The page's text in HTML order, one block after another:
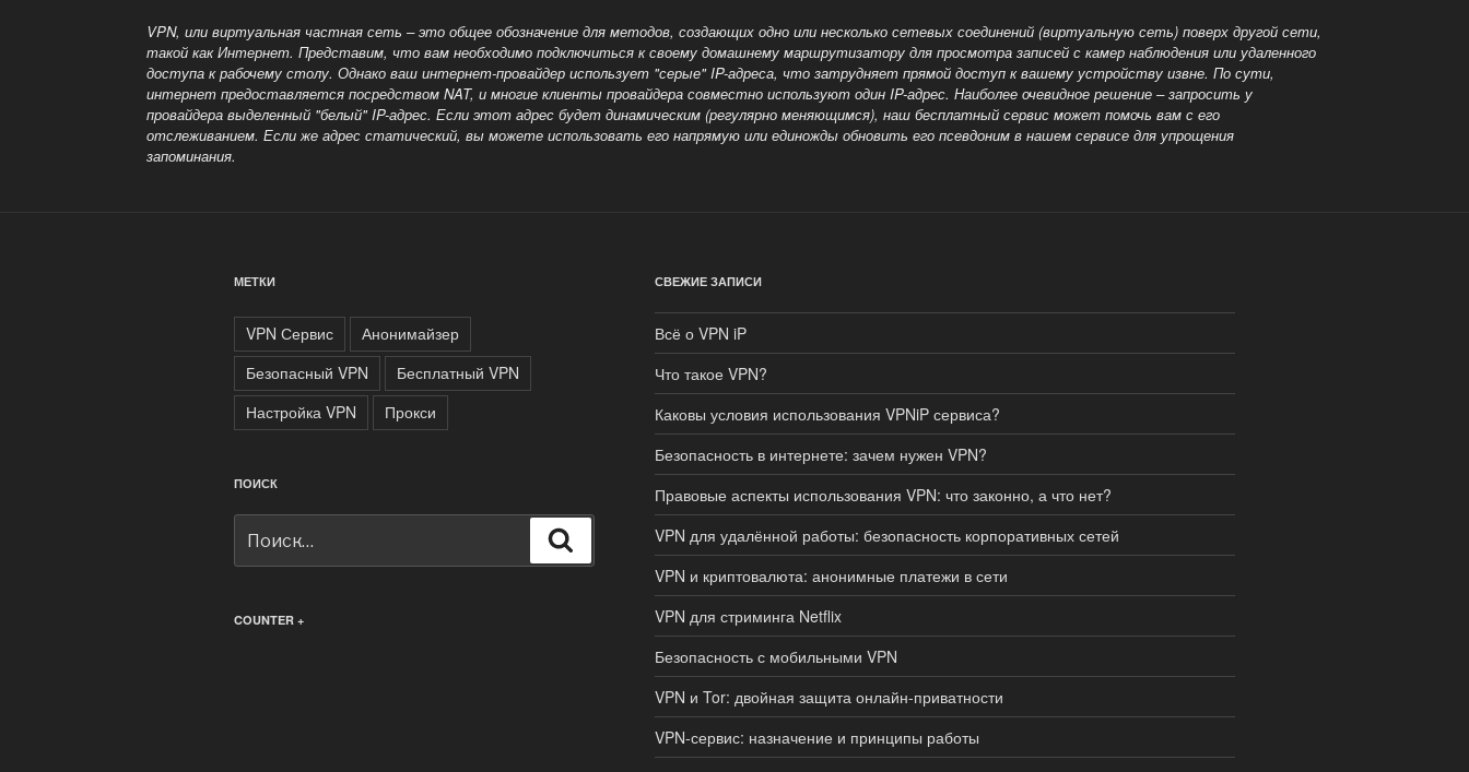
VPN, или виртуальная частная сеть – это общее обозначение для методов, создающих одно или несколько сетевых соединений (виртуальную сеть) поверх другой сети,
такой какИнтернет. Представим, что вам необходимо подключиться к своему домашнему маршрутизатору для просмотра записей с камер наблюдения или удаленного
доступа к рабочему столу. Однако ваш интернет-провайдер использует "серые" IP-адреса, что затрудняет прямой доступ к вашему устройству извне. По сути,
интернет предоставляется посредством NAT, и многие клиенты провайдера совместно используют один IP-адрес. Наиболее очевидное решение – запросить у
провайдера выделенный "белый" IP-адрес. Если этот адрес будет динамическим (регулярно меняющимся), наш бесплатный сервис может помочь вам с его
отслеживанием. Если же адрес статический, вы можете использовать его напрямую или единожды обновить его псевдоним в нашем сервисе для упрощения
запоминания.
МЕТКИ
VPN Сервис
Анонимайзер
Безопасный VPN
Бесплатный VPN
Настройка VPN
Прокси
ПОИСК
COUNTER +
СВЕЖИЕ ЗАПИСИ
Всё о VPN iP
Что такое VPN?
Каковы условия использования VPNiP сервиса?
Безопасность в интернете: зачем нужен VPN?
Правовые аспекты использования VPN: что законно, а что нет?
VPN для удалённой работы: безопасность корпоративных сетей
VPN и криптовалюта: анонимные платежи в сети
VPN для стриминга Netflix
Безопасность с мобильными VPN
VPN и Tor: двойная защита онлайн-приватности
VPN-сервис: назначение и принципы работы